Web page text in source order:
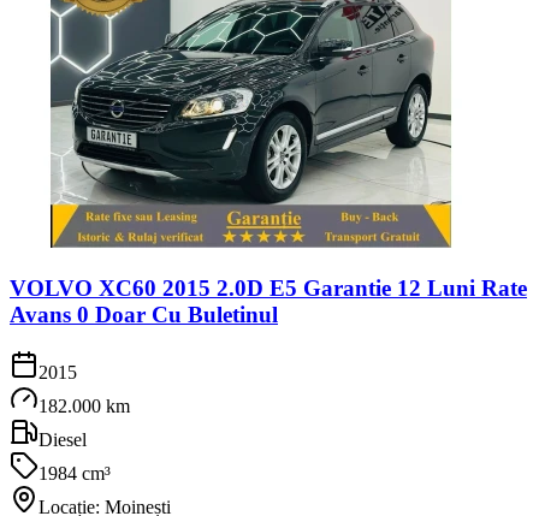
VOLVO XC60 2015 2.0D E5 Garantie 12 Luni Rate
Avans 0 Doar Cu Buletinul
2015
182.000 km
Diesel
1984 cm³
Locație: Moinești